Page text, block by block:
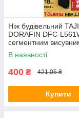
Ніж будівельний
DORAFIN DFC-
сегментним
з гвинтовим
(1101-2001)
В наявності
400 ₴ 421,05 ₴
Купити